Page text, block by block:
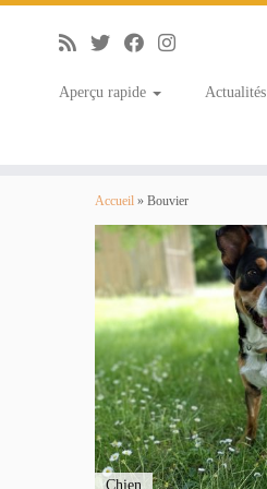
Aperçu rapide Actualités
Accueil » Bouvier
Chien